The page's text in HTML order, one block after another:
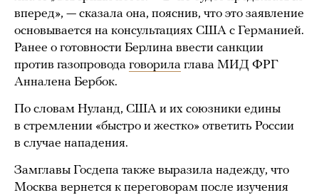
вперед», — сказала она, пояснив, что это заявление
основывается на консультациях США с Германией.
Ранее о готовности Берлина ввести санкции
против газопровода говорила глава МИД ФРГ
Анналена Бербок.
По словам Нуланд, США и их союзники едины
в стремлении «быстро и жестко» ответить России
в случае нападения.
Замглавы Госдепа также выразила надежду, что
Москва вернется к переговорам после изучения